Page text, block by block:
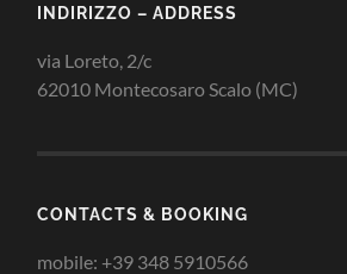
INDIRIZZO – ADDRESS
via Loreto, 2/c
62010 Montecosaro Scalo (MC)
CONTACTS & BOOKING
mobile: +39 348 5910566